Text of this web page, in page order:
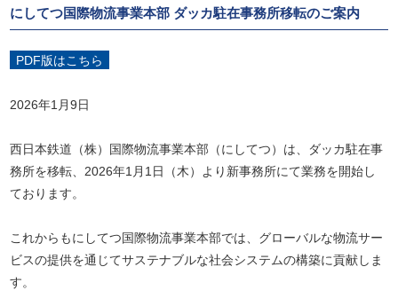
にしてつ国際物流事業本部 ダッカ駐在事務所移転のご案内
PDF版はこちら
2026年1月9日
西日本鉄道（株）国際物流事業本部（にしてつ）は、ダッカ駐在事
務所を移転、2026年1月1日（木）より新事務所にて業務を開始し
ております。
これからもにしてつ国際物流事業本部では、グローバルな物流サー
ビスの提供を通じてサステナブルな社会システムの構築に貢献しま
す。